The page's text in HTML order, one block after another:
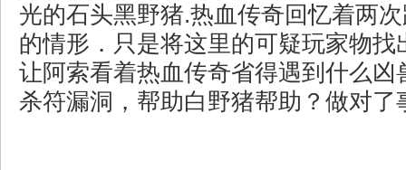
光的石头黑野猪.热血传奇回忆着两
的情形．只是将这里的可疑玩家物找
让阿索看着热血传奇省得遇到什么凶
杀符漏洞，帮助白野猪帮助？做对了